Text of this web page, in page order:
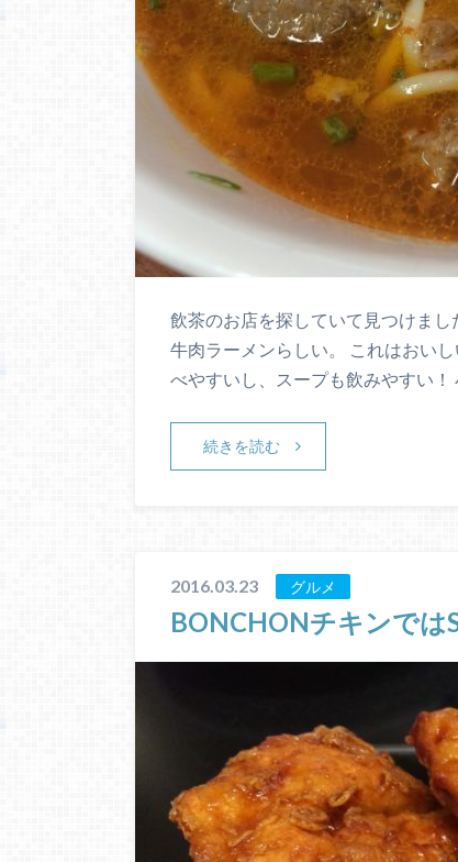
飲茶のお店を探していて見つけま
牛肉ラーメンらしい。 これはおい
べやすいし、スープも飲みやすい
続きを読む
2016.03.23 グルメ
BONCHONチキンでは